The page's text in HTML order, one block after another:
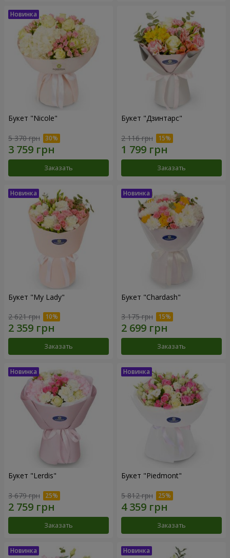
Букет "Nicole"
5 370 грн
Заказать
Букет "Дзинтарс"
2 116 грн
Заказать
Букет "My Lady"
2 621 грн
Заказать
Букет "Chardash"
3 175 грн
Заказать
Букет "Lerdis"
3 679 грн
Заказать
Букет "Piedmont"
5 812 грн
Заказать